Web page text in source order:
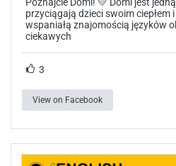
Poznajcie Domi! 💛 Domi jest
przyciągają dzieci swoim
wspaniałą znajomością języków
ciekawych
3
View on Facebook